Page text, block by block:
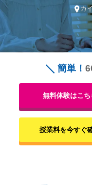
カ
簡単！
無料体験はこち
授業料を今すぐ